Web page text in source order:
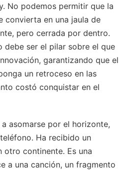
No podemos permitir que la
convierta en una jaula de
pero cerrada por dentro.
debe ser el pilar sobre el que
garantizando que el
un retroceso en las
costó conquistar en el
asomarse por el horizonte,
Ha recibido un
otro continente. Es una
a una canción, un fragmento